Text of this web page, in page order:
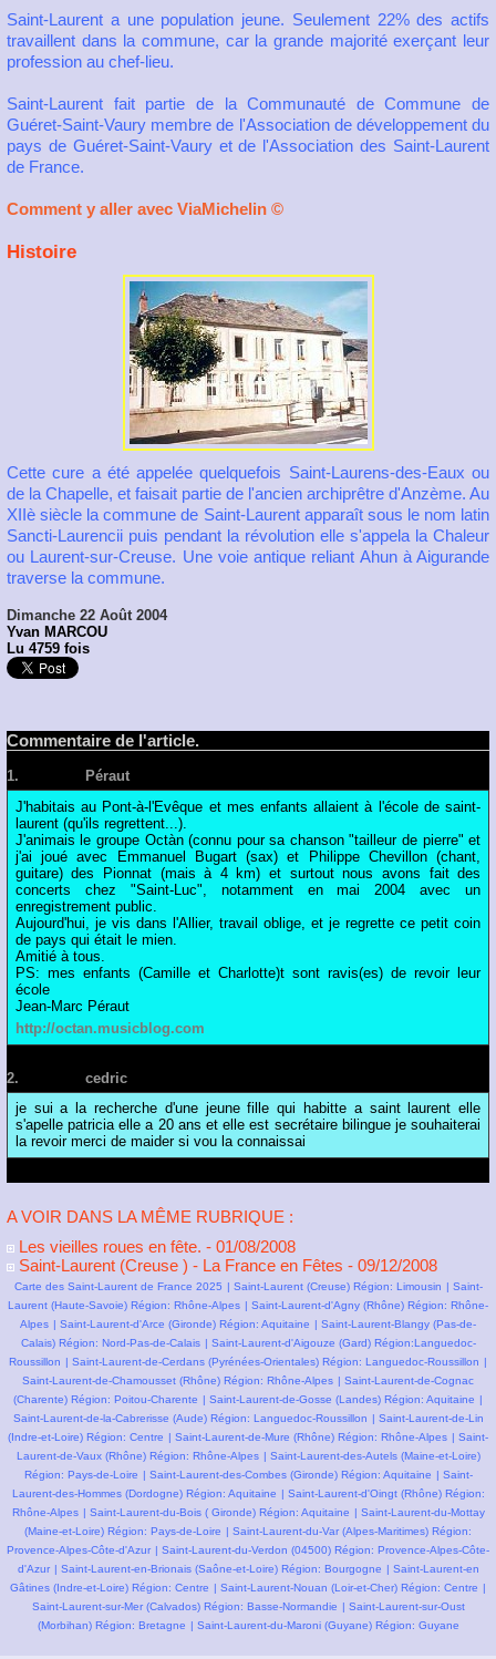
Saint-Laurent a une population jeune. Seulement 22% des actifs
travaillent dans la commune, car la grande majorité exerçant leur
profession au chef-lieu.
Saint-Laurent fait partie de la Communauté de Commune de
Guéret-Saint-Vaury membre de l'Association de développement du
pays de Guéret-Saint-Vaury et de l'Association des Saint-Laurent
de France.
Comment y aller avec ViaMichelin ©
Histoire
Cette cure a été appelée quelquefois Saint-Laurens-des-Eaux ou
de la Chapelle, et faisait partie de l'ancien archiprêtre d'Anzème. Au
XIIè siècle la commune de Saint-Laurent apparaît sous le nom latin
Sancti-Laurencii puis pendant la révolution elle s'appela la Chaleur
ou Laurent-sur-Creuse. Une voie antique reliant Ahun à Aigurande
traverse la commune.
Dimanche 22 Août 2004
Yvan MARCOU
Lu 4759 fois
Commentaire de l'article.
1. Péraut
J'habitais au Pont-à-l'Evêque et mes enfants allaient à l'école de saint-
laurent (qu'ils regrettent...).
J'animais le groupe Octàn (connu pour sa chanson "tailleur de pierre" et
j'ai joué avec Emmanuel Bugart (sax) et Philippe Chevillon (chant,
guitare) des Pionnat (mais à 4 km) et surtout nous avons fait des
concerts chez "Saint-Luc", notamment en mai 2004 avec un
enregistrement public.
Aujourd'hui, je vis dans l'Allier, travail oblige, et je regrette ce petit coin
de pays qui était le mien.
Amitié à tous.
PS: mes enfants (Camille et Charlotte)t sont ravis(es) de revoir leur
école
Jean-Marc Péraut
http://octan.musicblog.com
2. cedric
je sui a la recherche d'une jeune fille qui habitte a saint laurent elle
s'apelle patricia elle a 20 ans et elle est secrétaire bilingue je souhaiterai
la revoir merci de maider si vou la connaissai
A VOIR DANS LA MÊME RUBRIQUE :
Les vieilles roues en fête. - 01/08/2008
Saint-Laurent (Creuse ) - La France en Fêtes - 09/12/2008
Carte des Saint-Laurent de France 2025 | Saint-Laurent (Creuse) Région: Limousin | Saint-
Laurent (Haute-Savoie) Région: Rhône-Alpes | Saint-Laurent-d'Agny (Rhône) Région: Rhône-
Alpes | Saint-Laurent-d'Arce (Gironde) Région: Aquitaine | Saint-Laurent-Blangy (Pas-de-
Calais) Région: Nord-Pas-de-Calais | Saint-Laurent-d'Aigouze (Gard) Région:Languedoc-
Roussillon | Saint-Laurent-de-Cerdans (Pyrénées-Orientales) Région: Languedoc-Roussillon |
Saint-Laurent-de-Chamousset (Rhône) Région: Rhône-Alpes | Saint-Laurent-de-Cognac
(Charente) Région: Poitou-Charente | Saint-Laurent-de-Gosse (Landes) Région: Aquitaine |
Saint-Laurent-de-la-Cabrerisse (Aude) Région: Languedoc-Roussillon | Saint-Laurent-de-Lin
(Indre-et-Loire) Région: Centre | Saint-Laurent-de-Mure (Rhône) Région: Rhône-Alpes | Saint-
Laurent-de-Vaux (Rhône) Région: Rhône-Alpes | Saint-Laurent-des-Autels (Maine-et-Loire)
Région: Pays-de-Loire | Saint-Laurent-des-Combes (Gironde) Région: Aquitaine | Saint-
Laurent-des-Hommes (Dordogne) Région: Aquitaine | Saint-Laurent-d'Oingt (Rhône) Région:
Rhône-Alpes | Saint-Laurent-du-Bois ( Gironde) Région: Aquitaine | Saint-Laurent-du-Mottay
(Maine-et-Loire) Région: Pays-de-Loire | Saint-Laurent-du-Var (Alpes-Maritimes) Région:
Provence-Alpes-Côte-d'Azur | Saint-Laurent-du-Verdon (04500) Région: Provence-Alpes-Côte-
d'Azur | Saint-Laurent-en-Brionais (Saône-et-Loire) Région: Bourgogne | Saint-Laurent-en
Gâtines (Indre-et-Loire) Région: Centre | Saint-Laurent-Nouan (Loir-et-Cher) Région: Centre |
Saint-Laurent-sur-Mer (Calvados) Région: Basse-Normandie | Saint-Laurent-sur-Oust
(Morbihan) Région: Bretagne | Saint-Laurent-du-Maroni (Guyane) Région: Guyane